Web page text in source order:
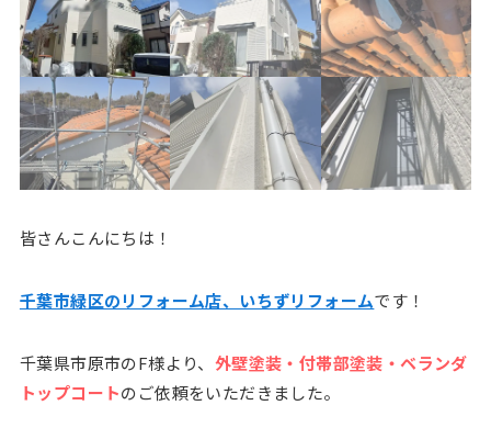
皆さんこんにちは！
千葉市緑区のリフォーム店、いちずリフォームです！
千葉県市原市のF様より、 外壁塗装・付帯部塗装・ベランダ
トップコートのご依頼をいただきました。